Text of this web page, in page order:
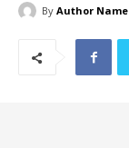
By Author Name